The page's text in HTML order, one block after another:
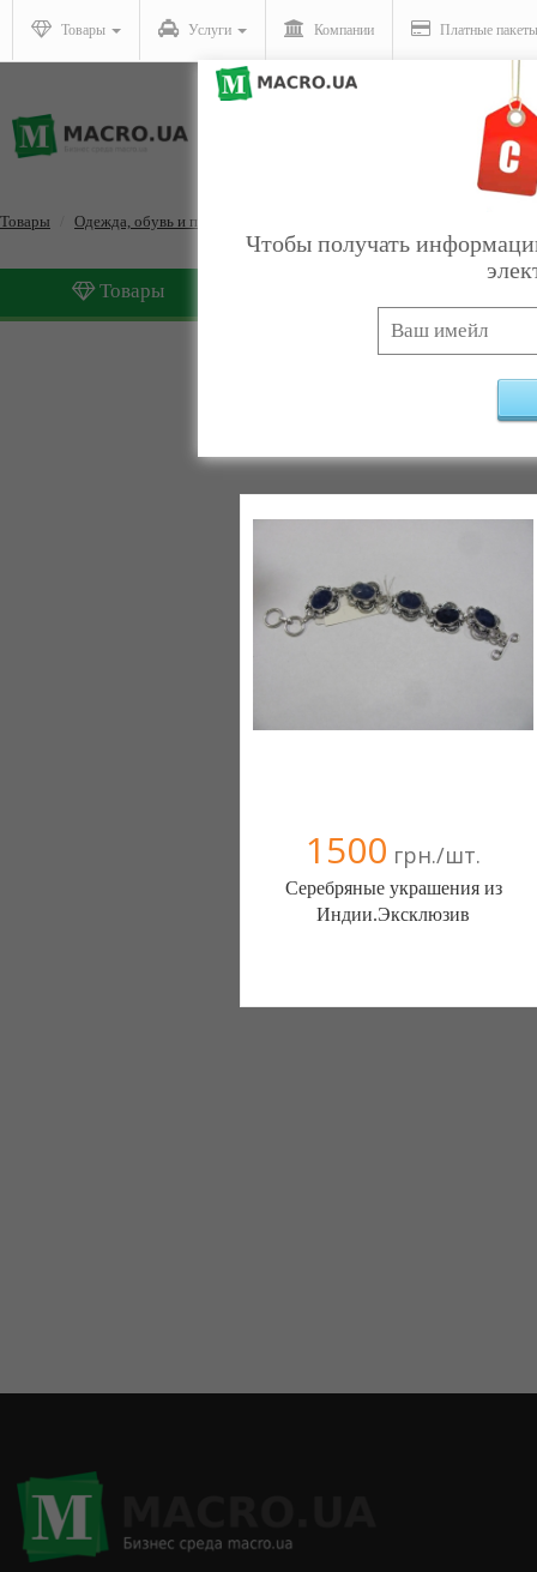
Товары Услуги Компании Платные пакеты
Товары Одежда, обувь и принадлежности
Товары
Ювелирные изделия
1500 грн./шт.
Серебряные украшения из
Индии.Эксклюзив
067 4842411
Чтобы получать